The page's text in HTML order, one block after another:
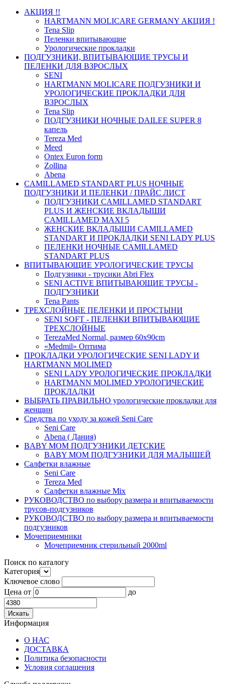
АКЦИЯ !!
HARTMANN MOLICARE GERMANY АКЦИЯ !
Tena Slip
Пеленки впитывающие
Урологические прокладки
ПОДГУЗНИКИ, ВПИТЫВАЮЩИЕ ТРУСЫ И
ПЕЛЕНКИ ДЛЯ ВЗРОСЛЫХ
SENI
HARTMANN MOLICARE ПОДГУЗНИКИ И
УРОЛОГИЧЕСКИЕ ПРОКЛАДКИ ДЛЯ
ВЗРОСЛЫХ
Tena Slip
ПОДГУЗНИКИ НОЧНЫЕ DAILEE SUPER 8
капель
Tereza Med
Meed
Ontex Euron form
Zollina
Abena
CAMILLAMED STANDART PLUS НОЧНЫЕ
ПОДГУЗНИКИ И ПЕЛЕНКИ / ПРАЙС ЛИСТ
ПОДГУЗНИКИ CAMILLAMED STANDART
PLUS И ЖЕНСКИЕ ВКЛАДЫШИ
CAMILLAMED MAXI 5
ЖЕНСКИЕ ВКЛАДЫШИ CAMILLAMED
STANDART И ПРОКЛАДКИ SENI LADY PLUS
ПЕЛЕНКИ НОЧНЫЕ CAMILLAMED
STANDART PLUS
ВПИТЫВАЮЩИЕ УРОЛОГИЧЕСКИЕ ТРУСЫ
Подгузники - трусики Abri Flex
SENI ACTIVE ВПИТЫВАЮЩИЕ ТРУСЫ -
ПОДГУЗНИКИ
Tena Pants
ТРЕХСЛОЙНЫЕ ПЕЛЕНКИ И ПРОСТЫНИ
SENI SOFT - ПЕЛЕНКИ ВПИТЫВАЮЩИЕ
ТРЕХСЛОЙНЫЕ
TerezaMed Normal, размер 60x90cm
«Medmil» Оптима
ПРОКЛАДКИ УРОЛОГИЧЕСКИЕ SENI LADY И
HARTMANN MOLIMED
SENI LADY УРОЛОГИЧЕСКИЕ ПРОКЛАДКИ
HARTMANN MOLIMED УРОЛОГИЧЕСКИЕ
ПРОКЛАДКИ
ВЫБРАТЬ ПРАВИЛЬНО урологические прокладки для
женщин
Средства по уходу за кожей Seni Care
Seni Care
Abena ( Дания)
BABY MOM ПОДГУЗНИКИ ДЕТСКИЕ
BABY MOM ПОДГУЗНИКИ ДЛЯ МАЛЫШЕЙ
Салфетки влажные
Seni Care
Tereza Med
Салфетки влажные Mix
РУКОВОДСТВО по выбору размера и впитываемости
трусов-подгузников
РУКОВОДСТВО по выбору размера и впитываемости
подгузников
Мочеприемники
Мочеприемник стерильный 2000ml
Поиск по каталогу
Категория
Ключевое слово
Цена от до
Информация
О НАС
ДОСТАВКА
Политика безопасности
Условия соглашения